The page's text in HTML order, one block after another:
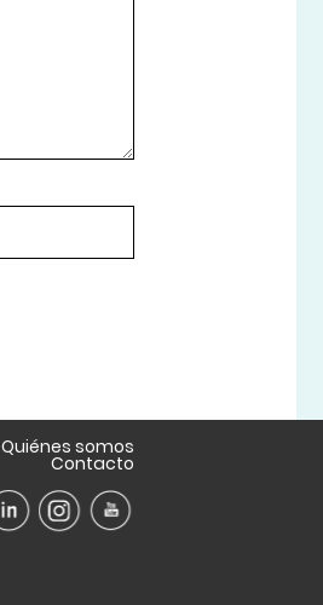
Quiénes somos
Contacto